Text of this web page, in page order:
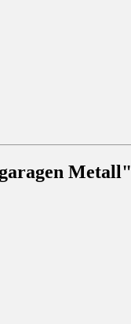
Metall"